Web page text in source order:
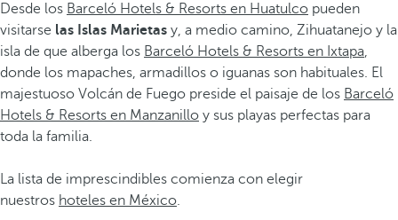
Desde los Barceló Hotels & Resorts en Huatulco pueden
visitarse las Islas Marietas y, a medio camino, Zihuatanejo y la
isla de que alberga los Barceló Hotels & Resorts en Ixtapa,
donde los mapaches, armadillos o iguanas son habituales. El
majestuoso Volcán de Fuego preside el paisaje de los Barceló
Hotels & Resorts en Manzanillo y sus playas perfectas para
toda la familia.
La lista de imprescindibles comienza con elegir
nuestros hoteles en México.